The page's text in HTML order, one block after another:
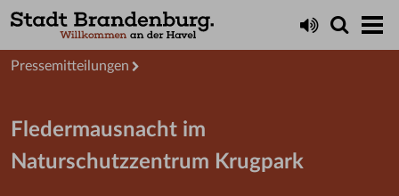
Presseservice
Pressemitteilungen
Fledermausnacht im
Naturschutzzentrum Krugpark